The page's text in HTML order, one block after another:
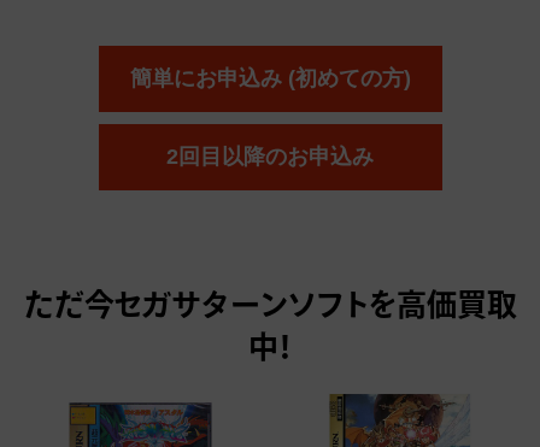
簡単にお申込み (初めての方)
2回目以降のお申込み
ただ今セガサターンソフトを高価買取
中！